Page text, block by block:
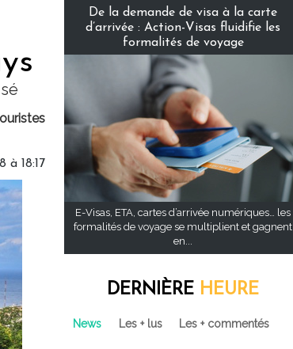
à 18:17
De la demande de visa à la carte
d’arrivée : Action-Visas fluidifie les
formalités de voyage
E-Visas, ETA, cartes d’arrivée numériques… les
formalités de voyage se multiplient et gagnent
en...
DERNIÈRE HEURE
News Les + lus Les + commentés